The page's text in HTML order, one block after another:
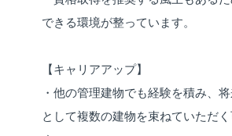
できる環境が整っています。
【キャリアアップ】
・他の管理建物でも経験を積み、
として複数の建物を束ねていただ